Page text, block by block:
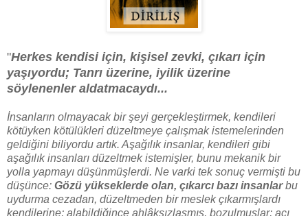
"Herkes kendisi için, kişisel zevki, çıkarı için
yaşıyordu; Tanrı üzerine, iyilik üzerine
söylenenler aldatmacaydı...
İnsanların olmayacak bir şeyi gerçekleştirmek, kendileri
kötüyken kötülükleri düzeltmeye çalışmak istemelerinden
geldiğini biliyordu artık. Aşağılık insanlar, kendileri gibi
aşağılık insanları düzeltmek istemişler, bunu mekanik bir
yolla yapmayı düşünmüşlerdi. Ne varki tek sonuç vermişti bu
düşünce: Gözü yükseklerde olan, çıkarcı bazı insanlarbu
uydurma cezadan, düzeltmeden bir meslek çıkarmışlardı
kendilerine; alabildiğince ahlâksızlaşmış, bozulmuşlar; acı